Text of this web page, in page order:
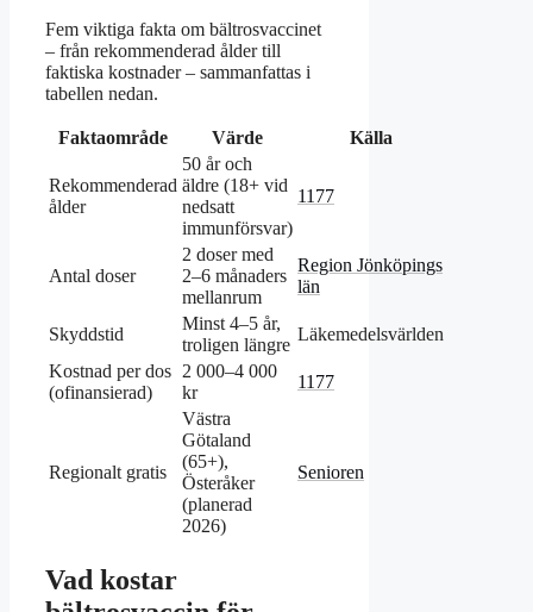
Fem viktiga fakta om bältrosvaccinet
– från rekommenderad ålder till
faktiska kostnader – sammanfattas i
tabellen nedan.
Faktaområde Värde Källa
Rekommenderad
ålder
50 år och
äldre (18+ vid
nedsatt
immunförsvar)
1177
Antal doser
2 doser med
2–6 månaders
mellanrum
Region Jönköpings
län
Skyddstid
Minst 4–5 år,
troligen längre
Läkemedelsvärlden
Kostnad per dos
(ofinansierad)
2 000–4 000
kr
1177
Regionalt gratis
Västra
Götaland
(65+),
Österåker
(planerad
2026)
Senioren
Vad kostar